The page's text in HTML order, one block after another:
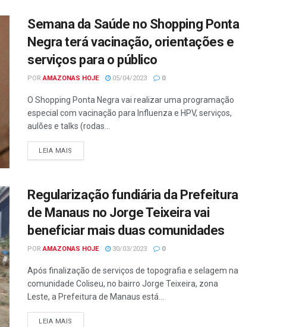
Semana da Saúde no Shopping Ponta
Negra terá vacinação, orientações e
serviços para o público
POR AMAZONAS HOJE 05/04/2023 0
O Shopping Ponta Negra vai realizar uma programação
especial com vacinação para Influenza e HPV, serviços,
aulões e talks (rodas...
LEIA MAIS
Regularização fundiária da Prefeitura
de Manaus no Jorge Teixeira vai
beneficiar mais duas comunidades
POR AMAZONAS HOJE 30/03/2023 0
Após finalização de serviços de topografia e selagem na
comunidade Coliseu, no bairro Jorge Teixeira, zona
Leste, a Prefeitura de Manaus está...
LEIA MAIS